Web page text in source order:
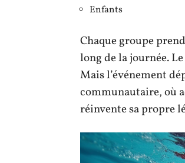
Enfants
Chaque groupe
long de la journée.
Mais l’événement
communautaire, où
réinvente sa propre